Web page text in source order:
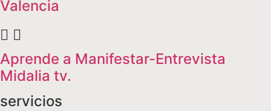
Valencia
Aprende a Manifestar-Entrevista
Midalia tv.
servicios